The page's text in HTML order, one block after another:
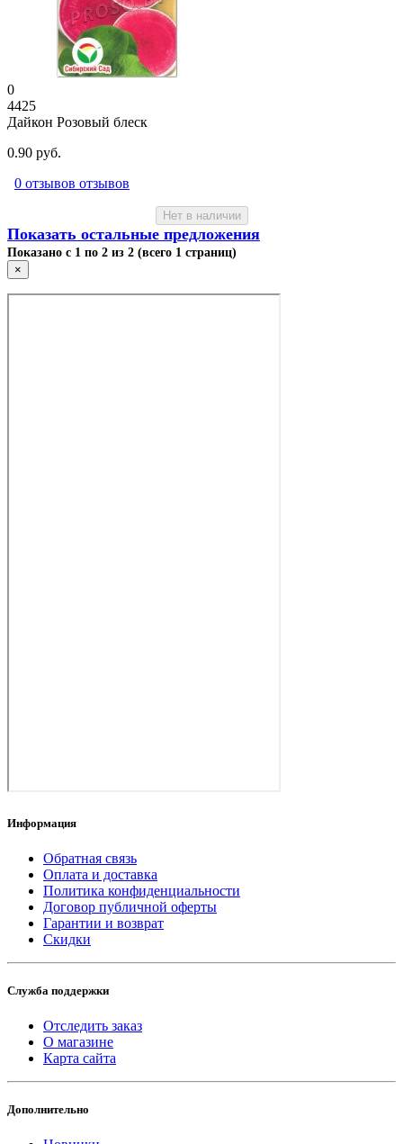
0
4425
Дайкон Розовый блеск
0.90 руб.
0 отзывов отзывов
Нет в наличии
Показать остальные предложения
Показано с 1 по 2 из 2 (всего 1 страниц)
×
Информация
Обратная связь
Оплата и доставка
Политика конфиденциальности
Договор публичной оферты
Гарантии и возврат
Скидки
Служба поддержки
Отследить заказ
О магазине
Карта сайта
Дополнительно